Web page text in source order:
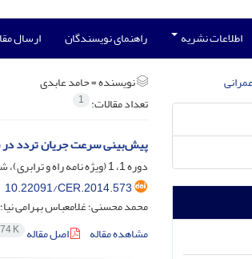
اطلاعات نشریه راهنمای نویسندگان ارسال
نویسنده =حامد عابدی
تعداد مقالات: 1
پیش‌بینی سرعت جریان تردد در
دوره 1، 1 (ویژه نامه راه و ترابری)، شهریور 1393، صفحه
10.22091/CER.2014.573
محمد محسنی؛ غلامعباس بهرامی
مشاهده مقاله
اصل مقاله K